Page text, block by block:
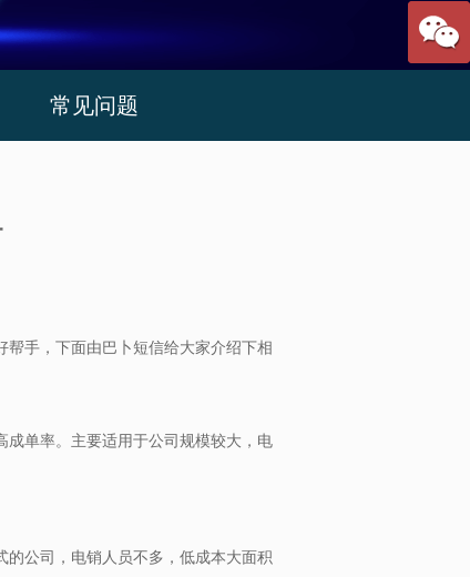
常见问题
手，下面由巴卜短信给大家介绍下相
单率。主要适用于公司规模较大，电
公司，电销人员不多，低成本大面积